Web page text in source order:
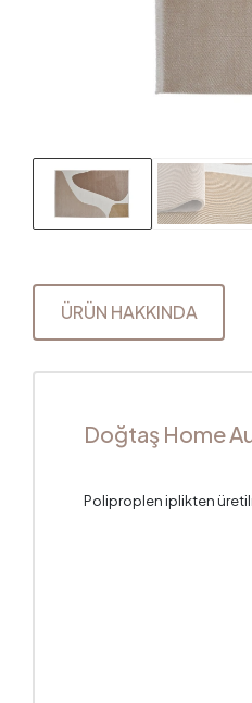
ÜRÜN HAKKINDA
Doğtaş Home
Poliproplen iplikten